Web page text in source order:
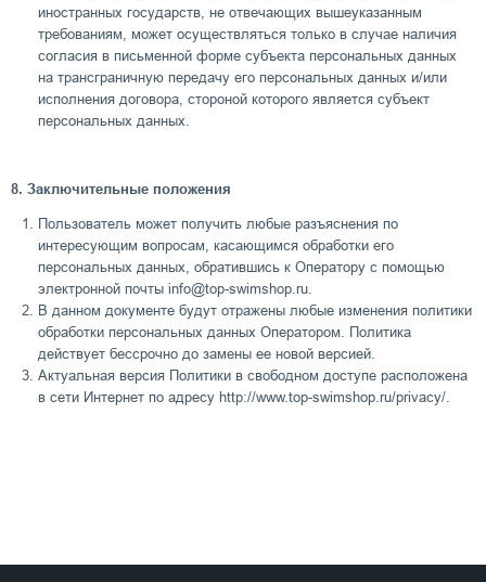
иностранных государств, не отвечающих вышеуказанным
требованиям, может осуществляться только в случае наличия
согласия в письменной форме субъекта персональных данных
на трансграничную передачу его персональных данных и/или
исполнения договора, стороной которого является субъект
персональных данных.
8. Заключительные положения
Пользователь может получить любые разъяснения по
интересующим вопросам, касающимся обработки его
персональных данных, обратившись к Оператору с помощью
электронной почты info@top-swimshop.ru.
В данном документе будут отражены любые изменения политики
обработки персональных данных Оператором. Политика
действует бессрочно до замены ее новой версией.
Актуальная версия Политики в свободном доступе расположена
в сети Интернет по адресу http://www.top-swimshop.ru/privacy/.